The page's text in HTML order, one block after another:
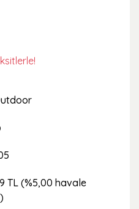
TL (%5,00 havale